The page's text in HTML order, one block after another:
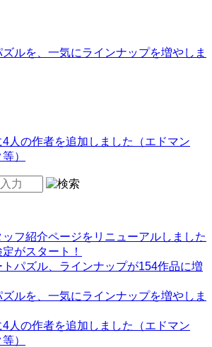
ルを、一気にラインナップを増やしま
人の作者を追加しました（エドマン
）
フ紹介ページをリニューアルしました
がスタート！
パズル、ラインナップが154作品に増
ルを、一気にラインナップを増やしま
人の作者を追加しました（エドマン
）